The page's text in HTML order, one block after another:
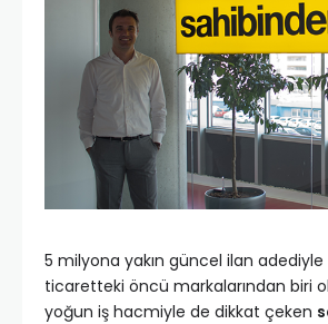
5 milyona yakın güncel ilan adediyle
ticaretteki öncü markalarından biri
yoğun iş hacmiyle de dikkat çeken